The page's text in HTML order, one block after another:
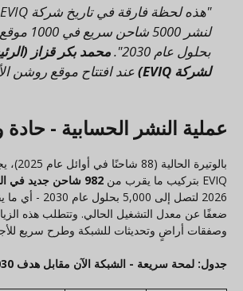
لنشر 5000
بحلول عام 2030".
محمد بكر قزاز
لشركة EVIQ)
عند افتتاح موقع روشن
عملية النشر الحسابية - حادة
بالوتيرة
EVIQ بتركيب ما يقرب من
982 شاحن جديد في السنة
2026 لتصل إلى
ضعفًا عن معدل التشغيل الحالي. وتتطلب هذه
وصفقات أراضٍ وتحديثات للشبكة وطرح سريع
جدول: لمحة سريعة - الشبكة الآن مقابل هدف 2030